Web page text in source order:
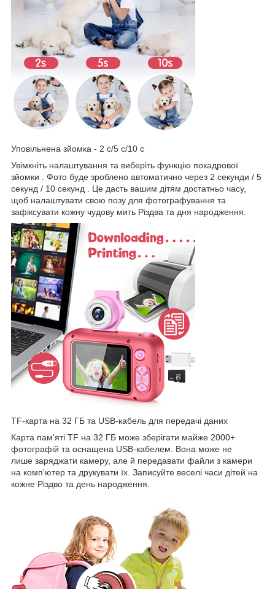
Уповільнена зйомка - 2 с/5 с/10 с
Увімкніть налаштування та виберіть функцію покадрової
зйомки . Фото буде зроблено автоматично через 2 секунди / 5
секунд / 10 секунд . Це дасть вашим дітям достатньо часу,
щоб налаштувати свою позу для фотографування та
зафіксувати кожну чудову мить Різдва та дня народження.
TF-карта на 32 ГБ та USB-кабель для передачі даних
Карта пам'яті TF на 32 ГБ може зберігати майже 2000+
фотографій та оснащена USB-кабелем. Вона може не
лише заряджати камеру, але й передавати файли з камери
на комп'ютер та друкувати їх. Записуйте веселі часи дітей на
кожне Різдво та день народження.